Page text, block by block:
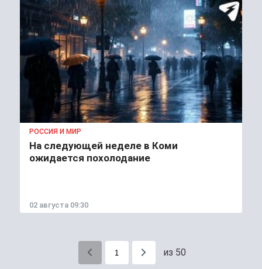
РОССИЯ И МИР
На следующей неделе в Коми
ожидается похолодание
02 августа 09:30
из 50